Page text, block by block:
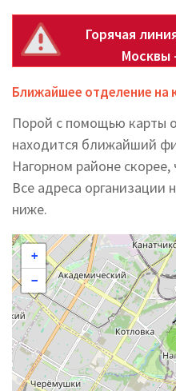
Горячая
Москвы
Ближайшее отделение на
Порой с помощью карты
находится ближайший
Нагорном районе
Все адреса организации
ниже.
+
−